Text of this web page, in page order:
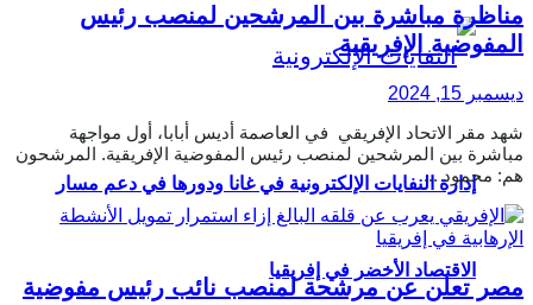
إدارة النفايات الإلكترونية في غانا ودورها في دعم مسار
الاقتصاد الأخضر في إفريقيا
مناظرة مباشرة بين المرشحين لمنصب رئيس
المفوضية الإفريقية
ديسمبر 15, 2024
شهد مقر الاتحاد الإفريقي في العاصمة أديس أبابا، أول مواجهة
مباشرة بين المرشحين لمنصب رئيس المفوضية الإفريقية. المرشحون
هم: محمود ...
مصر تعلن عن مرشحة لمنصب نائب رئيس مفوضية